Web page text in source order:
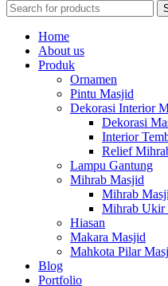
Home
About us
Produk
Ornamen
Pintu Masjid
Dekorasi Interior
Dekorasi
Interior
Relief
Lampu Gantung
Mihrab Masjid
Mihrab
Mihrab Ukir
Hiasan
Makara Masjid
Mahkota Pilar
Blog
Portfolio